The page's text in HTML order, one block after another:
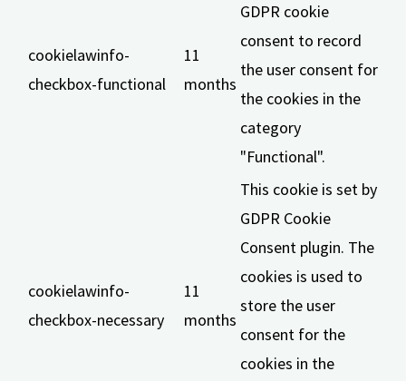
cookielawinfo-
checkbox-functional
11
months
GDPR cookie
consent to record
the user consent for
the cookies in the
category
"Functional".
cookielawinfo-
checkbox-necessary
11
months
This cookie is set by
GDPR Cookie
Consent plugin. The
cookies is used to
store the user
consent for the
cookies in the